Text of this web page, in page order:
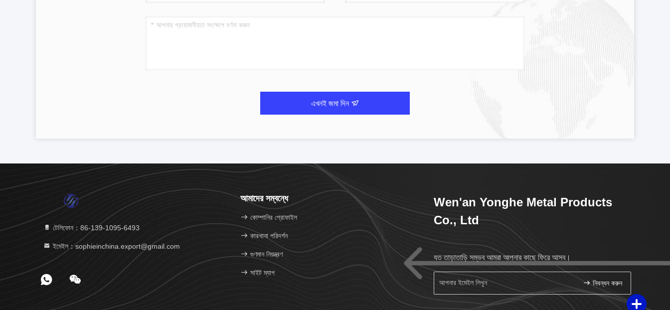
এখনই জমা দিন
টেলিফোন：86-139-1095-6493
ইমেইল：sophieinchina.export@gmail.com
আমাদের সম্বন্ধে
কোম্পানির প্রোফাইল
কারখানা পরিদর্শন
গুণমান নিয়ন্ত্রণ
সাইট ম্যাপ
Wen'an Yonghe Metal Products
Co., Ltd
যত তাড়াতাড়ি সম্ভব আমরা আপনার কাছে ফিরে আসব।
নিবন্ধন করুন